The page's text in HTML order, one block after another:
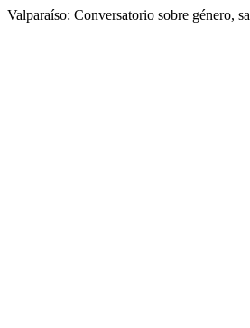
Valparaíso: Conversatorio sobre género,